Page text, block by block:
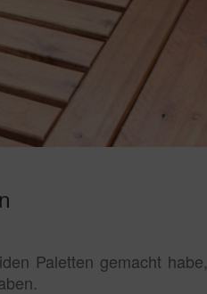
Paletten gemacht habe,